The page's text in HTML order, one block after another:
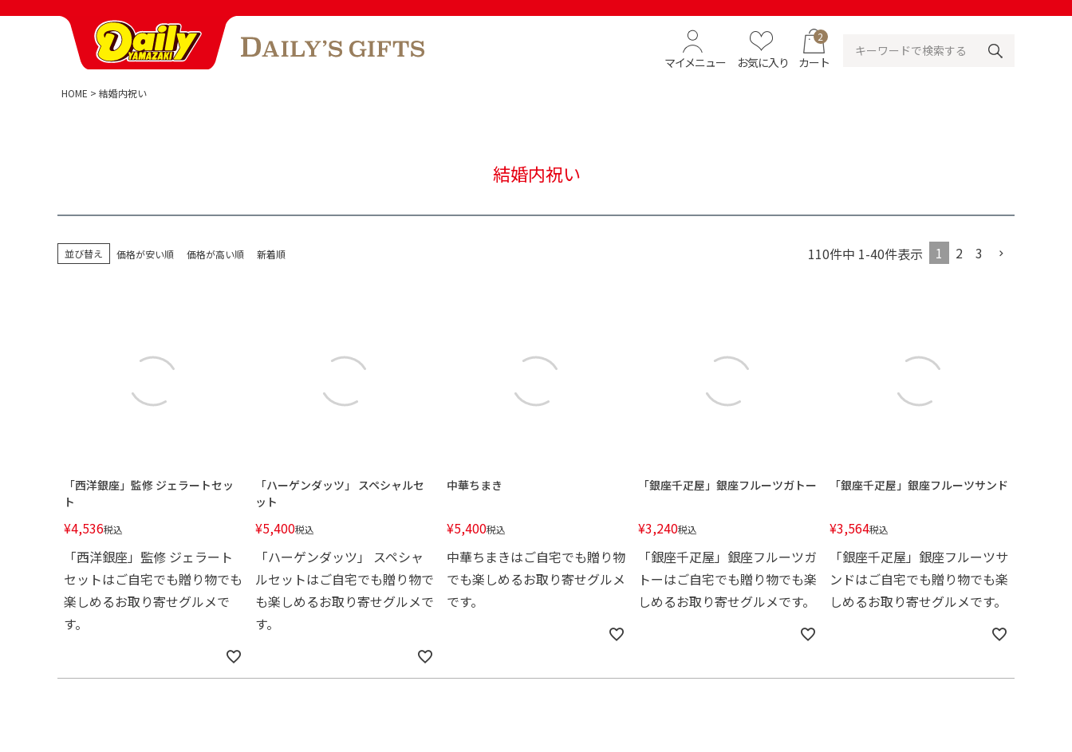
マイメニュー お気に入り
2
カート
HOME 結婚内祝い
結婚内祝い
並び替え 価格が安い順 価格が高い順 新着順 110件中 1-40件表示 1 2 3
「西洋銀座」監修 ジェラートセッ
ト
¥4,536税込
「西洋銀座」監修 ジェラート
セットはご自宅でも贈り物でも
楽しめるお取り寄せグルメで
す。
「ハーゲンダッツ」 スペシャルセ
ット
¥5,400税込
「ハーゲンダッツ」 スペシャ
ルセットはご自宅でも贈り物で
も楽しめるお取り寄せグルメで
す。
中華ちまき
¥5,400税込
中華ちまきはご自宅でも贈り物
でも楽しめるお取り寄せグルメ
です。
「銀座千疋屋」銀座フルーツガトー
¥3,240税込
「銀座千疋屋」銀座フルーツガ
トーはご自宅でも贈り物でも楽
しめるお取り寄せグルメです。
「銀座千疋屋」銀座フルーツサンド
¥3,564税込
「銀座千疋屋」銀座フルーツサ
ンドはご自宅でも贈り物でも楽
しめるお取り寄せグルメです。